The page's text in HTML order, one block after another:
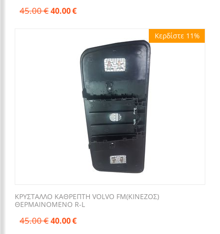
45.00€40.00€
Κερδίστε 11%
ΚΡΥΣΤΑΛΛΟ ΚΑΘΡΕΠΤΗ VOLVO FM(KINEZOΣ)
ΘΕΡΜΑΙΝΟΜΕΝΟ R-L
45.00€40.00€